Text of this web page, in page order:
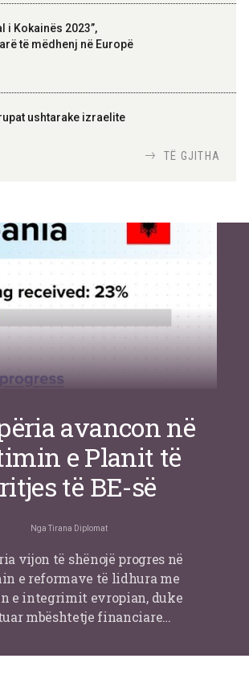
i Kokainës 2023”,
të mëdhenj në Europë
ushtarake izraelite
TË GJITHA
avancon në
e Planit të
të BE-së
Nga Tirana Diplomat
vijon të shënojë progres në
e reformave të lidhura me
e integrimit evropian, duke
mbështetje financiare…